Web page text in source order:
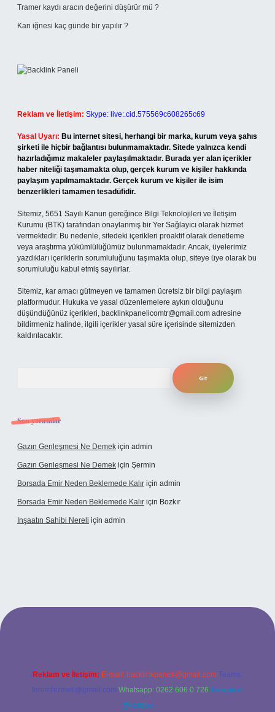
Tramer kaydı aracın değerini düşürür mü ?
Kan iğnesi kaç günde bir yapılır ?
Reklam ve İletişim: Skype: live:.cid.575569c608265c69
Yasal Uyarı: Bu internet sitesi, herhangi bir marka, kurum veya şahıs
şirketi ile hiçbir bağlantısı bulunmamaktadır. Sitede yalnızca kendi
hazırladığımız makaleler paylaşılmaktadır. Burada yer alan içerikler
haber niteliği taşımamakta olup, gerçek kurum ve kişiler hakkında
paylaşım yapılmamaktadır. Gerçek kurum ve kişiler ile isim
benzerlikleri tamamen tesadüfidir.
Sitemiz, 5651 Sayılı Kanun gereğince Bilgi Teknolojileri ve İletişim
Kurumu (BTK) tarafından onaylanmış bir Yer Sağlayıcı olarak hizmet
vermektedir. Bu nedenle, sitedeki içerikleri proaktif olarak denetleme
veya araştırma yükümlülüğümüz bulunmamaktadır. Ancak, üyelerimiz
yazdıkları içeriklerin sorumluluğunu taşımakta olup, siteye üye olarak bu
sorumluluğu kabul etmiş sayılırlar.
Sitemiz, kar amacı gütmeyen ve tamamen ücretsiz bir bilgi paylaşım
platformudur. Hukuka ve yasal düzenlemelere aykırı olduğunu
düşündüğünüz içerikleri, backlinkpanelicomtr@gmail.com adresine
bildirmeniz halinde, ilgili içerikler yasal süre içerisinde sitemizden
kaldırılacaktır.
Son yorumlar
Gazın Genleşmesi Ne Demek için admin
Gazın Genleşmesi Ne Demek için Şermin
Borsada Emir Neden Beklemede Kalır için admin
Borsada Emir Neden Beklemede Kalır için Bozkır
Inşaatın Sahibi Nereli için admin
Reklam ve İletişim: E-mail: backlinkpaneli@gmail.com Teams:
forumhizmeti@gmail.com Whatsapp: 0262 606 0 726 Telegram:
@karabul